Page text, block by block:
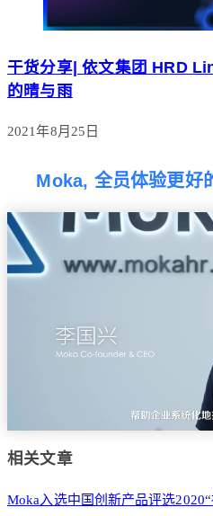
干货分享| 依文集团 HRD
的晴与雨
2021年8月25日
Moka, 全员体验更好
相关文章
Moka入选中国创新产品评选